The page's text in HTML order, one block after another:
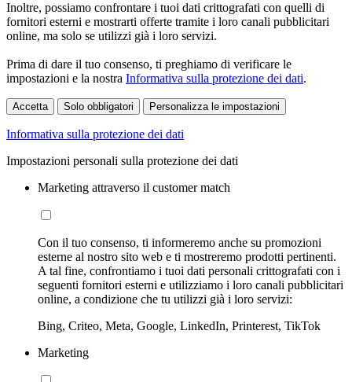
Inoltre, possiamo confrontare i tuoi dati crittografati con quelli di
fornitori esterni e mostrarti offerte tramite i loro canali pubblicitari
online, ma solo se utilizzi già i loro servizi.
Prima di dare il tuo consenso, ti preghiamo di verificare le
impostazioni e la nostra Informativa sulla protezione dei dati.
Accetta Solo obbligatori Personalizza le impostazioni
Informativa sulla protezione dei dati
Impostazioni personali sulla protezione dei dati
Marketing attraverso il customer match
Con il tuo consenso, ti informeremo anche su promozioni
esterne al nostro sito web e ti mostreremo prodotti pertinenti.
A tal fine, confrontiamo i tuoi dati personali crittografati con i
seguenti fornitori esterni e utilizziamo i loro canali pubblicitari
online, a condizione che tu utilizzi già i loro servizi:
Bing, Criteo, Meta, Google, LinkedIn, Printerest, TikTok
Marketing